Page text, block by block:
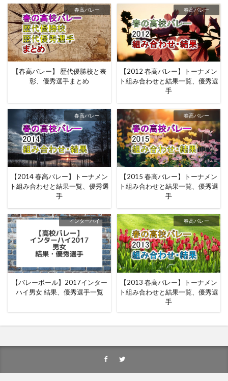
春高バレー
【春高バレー】 歴代優勝校と表
彰、優秀選手まとめ
春高バレー
【2012 春高バレー】トーナメン
ト組み合わせと結果一覧、優秀選
手
春高バレー
【2014 春高バレー】トーナメン
ト組み合わせと結果一覧、優秀選
手
春高バレー
【2015 春高バレー】トーナメン
ト組み合わせと結果一覧、優秀選
手
インターハイ
【バレーボール】2017インター
ハイ男女 結果、優秀選手一覧
春高バレー
【2013 春高バレー】トーナメン
ト組み合わせと結果一覧、優秀選
手